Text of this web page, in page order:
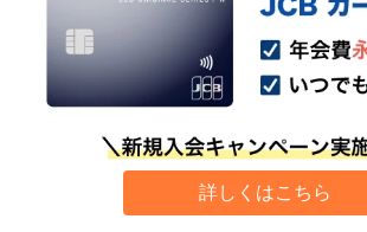
詳しくはこちら